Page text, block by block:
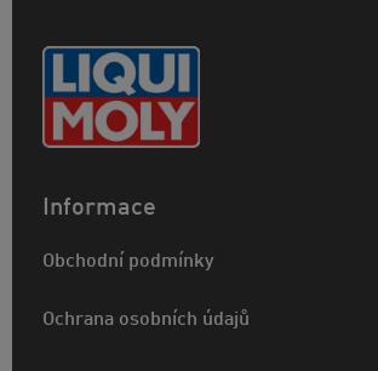
Informace
Obchodní podmínky
Ochrana osobních údajů